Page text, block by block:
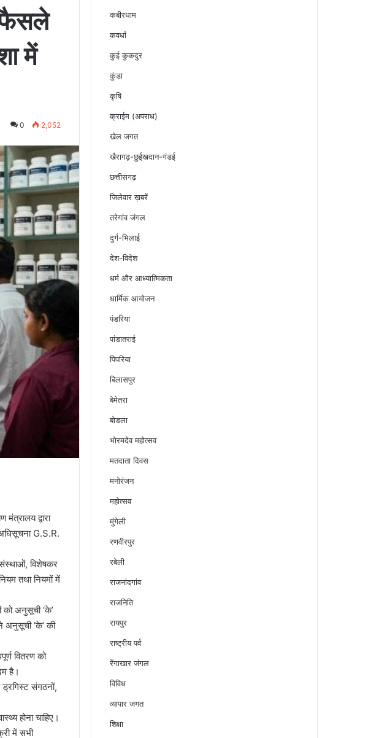
फैसले
में
0 2,052
द्वारा
G.S.R.
विशेषकर
तथा नियमों में
को अनुसूची ‘के’
अनुसूची ‘के’ की
वितरण को
है।
ड्रगिस्ट संगठनों,
होना चाहिए।
में सभी
कबीरधाम
कवर्धा
कुई कुकदुर
कुंडा
कृषि
क्राईम (अपराध)
खेल जगत
खैरागढ़-छुईखदान-गंडई
छत्तीसगढ़
जिलेवार ख़बरें
तरेगांव जंगल
दुर्ग-भिलाई
देश-विदेश
धर्म और आध्यात्मिकता
धार्मिक आयोजन
पंडरिया
पांडातराई
पिपरिया
बिलासपुर
बेमेतरा
बोडला
भोरमदेव महोत्सव
मतदाता दिवस
मनोरंजन
महोत्सव
मुंगेली
रणवीरपुर
रबेली
राजनांदगांव
राजनिति
रायपुर
राष्ट्रीय पर्व
रेंगाखार जंगल
विविध
व्यापार जगत
शिक्षा